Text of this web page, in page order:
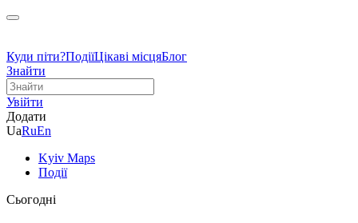
Куди піти?ПодіїЦікаві місцяБлог
Знайти
Увійти
Додати
UaRuEn
Kyiv Maps
Події
Сьогодні